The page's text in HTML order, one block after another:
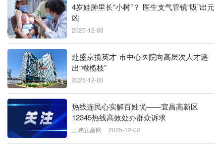
4岁娃肺里长“小树”？ 医生支气管镜“吸”出元
凶
2025-12-03
赴盛京揽英才 市中心医院向高层次人才递
出“橄榄枝”
2025-12-03
热线连民心实解百姓忧——宜昌高新区
12345热线高效处办群众诉求
三峡宜昌网 2025-12-02